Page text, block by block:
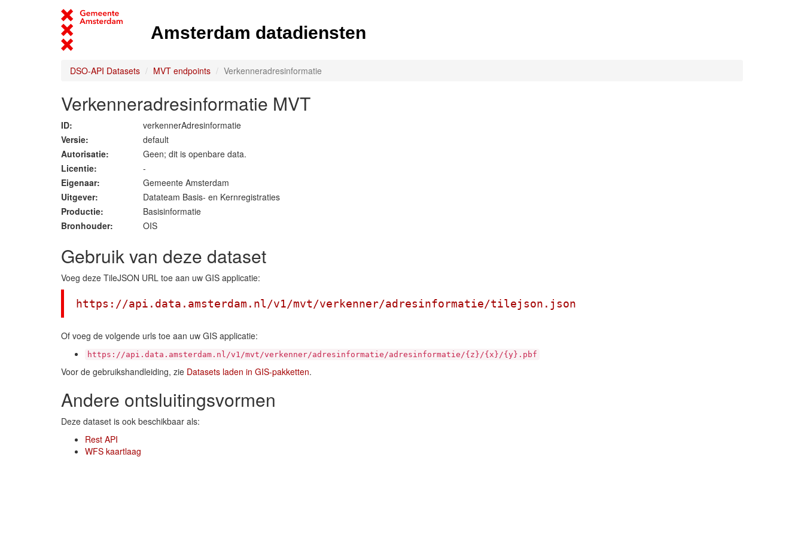
Amsterdam datadiensten
DSO-API Datasets MVT endpoints Verkenneradresinformatie
Verkenneradresinformatie MVT
ID:
verkennerAdresinformatie
Versie:
default
Autorisatie:
Geen; dit is openbare data.
Licentie:
-
Eigenaar:
Gemeente Amsterdam
Uitgever:
Datateam Basis- en Kernregistraties
Productie:
Basisinformatie
Bronhouder:
OIS
Gebruik van deze dataset
Voeg deze TileJSON URL toe aan uw GIS applicatie:
https://api.data.amsterdam.nl/v1/mvt/verkenner/adresinformatie/tilejson.json
Of voeg de volgende urls toe aan uw GIS applicatie:
https://api.data.amsterdam.nl/v1/mvt/verkenner/adresinformatie/adresinformatie/{z}/{x}/{y}.pbf
Voor de gebruikshandleiding, zie Datasets laden in GIS-pakketten.
Andere ontsluitingsvormen
Deze dataset is ook beschikbaar als:
Rest API
WFS kaartlaag